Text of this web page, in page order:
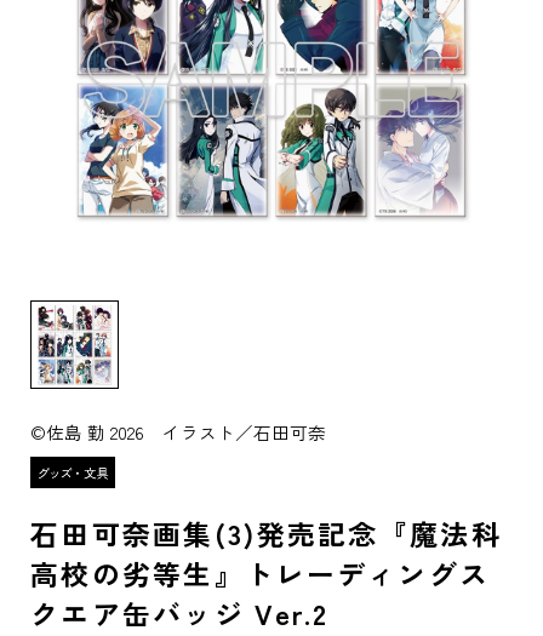
©佐島 勤 2026 イラスト／石田可奈
石田可奈画集(3)発売記念『魔法科
高校の劣等生』トレーディングス
クエア缶バッジ Ver.2